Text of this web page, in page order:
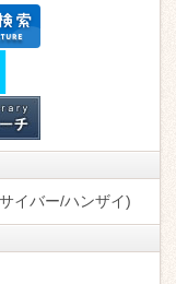
イバー/ハンザイ)